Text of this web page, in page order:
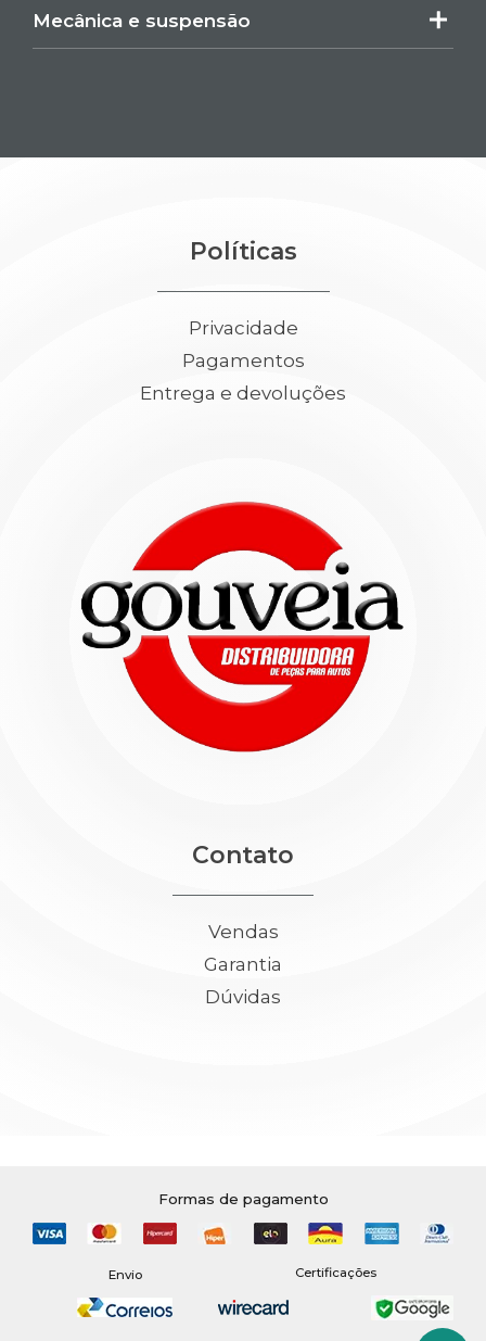
Mecânica e suspensão
Políticas
Privacidade
Pagamentos
Entrega e devoluções
Contato
Vendas
Garantia
Dúvidas
Formas de pagamento
Envio Certificações